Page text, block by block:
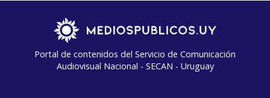
Portal de contenidos del Servicio de Comunicación
Audiovisual Nacional - SECAN - Uruguay